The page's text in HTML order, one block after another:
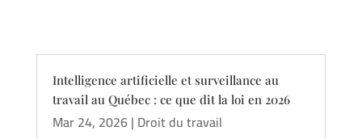
Intelligence artificielle et surveillance au
travail au Québec : ce que dit la loi en 2026
Mar 24, 2026| Droit du travail